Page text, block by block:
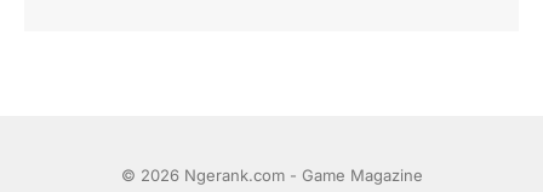
© 2026 Ngerank.com - Game Magazine